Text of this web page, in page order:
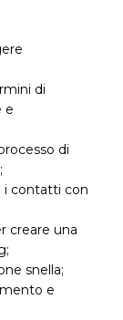
di
e
di
i contatti con
creare una
snella;
e